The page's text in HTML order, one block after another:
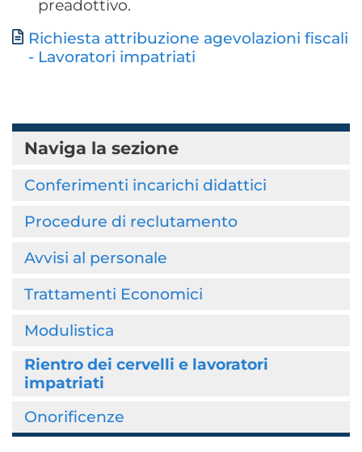
preadottivo.
Documento
Richiesta attribuzione agevolazioni fiscali
- Lavoratori impatriati
Naviga la sezione
Conferimenti incarichi didattici
Procedure di reclutamento
Avvisi al personale
Trattamenti Economici
Modulistica
Rientro dei cervelli e lavoratori
impatriati
Onorificenze